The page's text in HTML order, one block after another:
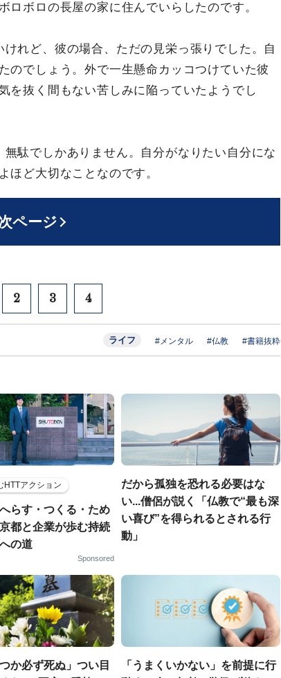
ロボロの長屋の家に住んでいらしたのです。
れど、彼の場合、ただの見栄っ張りでした。自
のでしょう。外で一生懸命カッコつけていた彼
を抜く間もない苦しみに陥っていたようでし
駄でしかありません。自分がなりたい自分にな
ほど大切なことなのです。
ページ
2 3 4
ライフ #メンタル #仏教 #書籍抜粋
HTTアクション
らす・つくる・ため
都と企業が歩む持続
の道
Sponsored
だから孤独を恐れる必要はな
い...僧侶が説く「仏教で“最も深
い喜び”を得られるとされる行
動」
つか必ず死ぬ」つい目
「うまくいかない」を前提に行